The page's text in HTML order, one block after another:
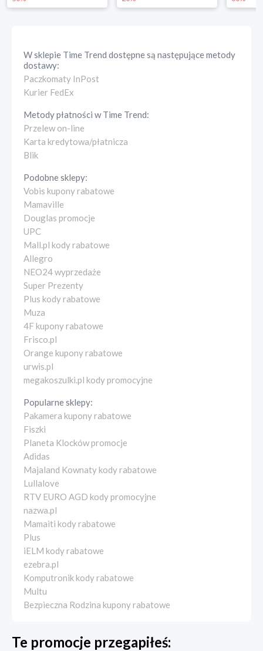
W sklepie Time Trend dostępne są następujące metody
dostawy:
Paczkomaty InPost
Kurier FedEx
Metody płatności wTime Trend:
Przelew on-line
Karta kredytowa/płatnicza
Blik
Podobne sklepy:
Vobis kupony rabatowe
Mamaville
Douglas promocje
UPC
Mall.pl kody rabatowe
Allegro
NEO24 wyprzedaże
Super Prezenty
Plus kody rabatowe
Muza
4F kupony rabatowe
Frisco.pl
Orange kupony rabatowe
urwis.pl
megakoszulki.pl kody promocyjne
Popularne sklepy:
Pakamera kupony rabatowe
Fiszki
Planeta Klocków promocje
Adidas
Majaland Kownaty kody rabatowe
Lullalove
RTV EURO AGD kody promocyjne
nazwa.pl
Mamaiti kody rabatowe
Plus
iELM kody rabatowe
ezebra.pl
Komputronik kody rabatowe
Multu
Bezpieczna Rodzina kupony rabatowe
Te promocje przegapiłeś: